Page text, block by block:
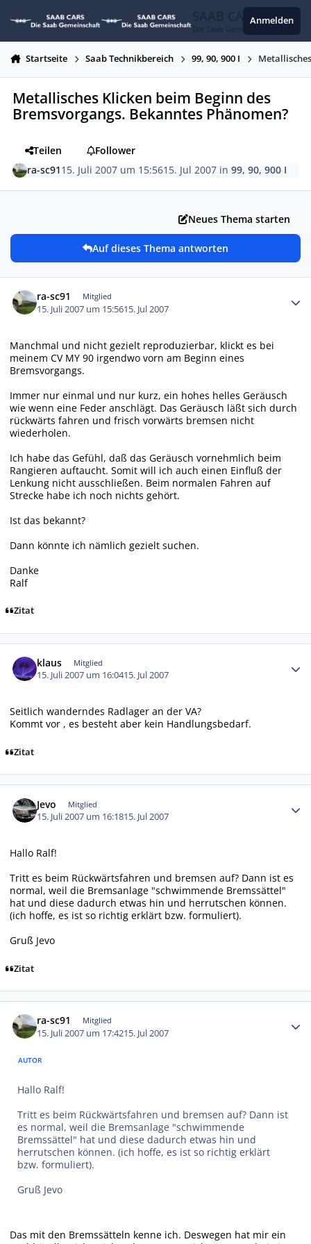
SAAB CARS
Die Saab Gemeinschaft
Anmelden
Startseite Saab Technikbereich 99, 90, 900 I
Metallisches Klicken beim Beginn des
Bremsvorgangs. Bekanntes Phänomen?
Teilen
Follower
ra-sc9115. Juli 2007 um 15:5615. Jul 2007 in99, 90, 900 I
Neues Thema starten
Auf dieses Thema antworten
ra-sc91 Mitglied
15. Juli 2007 um 15:5615. Jul 2007
Manchmal und nicht gezielt reproduzierbar, klickt es bei
meinem CV MY 90 irgendwo vorn am Beginn eines
Bremsvorgangs.
Immer nur einmal und nur kurz, ein hohes helles Geräusch
wie wenn eine Feder anschlägt. Das Geräusch läßt sich durch
rückwärts fahren und frisch vorwärts bremsen nicht
wiederholen.
Ich habe das Gefühl, daß das Geräusch vornehmlich beim
Rangieren auftaucht. Somit will ich auch einen Einfluß der
Lenkung nicht ausschließen. Beim normalen Fahren auf
Strecke habe ich noch nichts gehört.
Ist das bekannt?
Dann könnte ich nämlich gezielt suchen.
Danke
Ralf
Zitat
klaus Mitglied
15. Juli 2007 um 16:0415. Jul 2007
Seitlich wanderndes Radlager an der VA?
Kommt vor , es besteht aber kein Handlungsbedarf.
Zitat
Jevo Mitglied
15. Juli 2007 um 16:1815. Jul 2007
Hallo Ralf!
Tritt es beim Rückwärtsfahren und bremsen auf? Dann ist es
normal, weil die Bremsanlage "schwimmende Bremssättel"
hat und diese dadurch etwas hin und herrutschen können.
(ich hoffe, es ist so richtig erklärt bzw. formuliert).
Gruß Jevo
Zitat
ra-sc91 Mitglied
15. Juli 2007 um 17:4215. Jul 2007
AUTOR
Hallo Ralf!
Tritt es beim Rückwärtsfahren und bremsen auf? Dann ist
es normal, weil die Bremsanlage "schwimmende
Bremssättel" hat und diese dadurch etwas hin und
herrutschen können. (ich hoffe, es ist so richtig erklärt
bzw. formuliert).
Gruß Jevo
Das mit den Bremssätteln kenne ich. Deswegen hat mir ein